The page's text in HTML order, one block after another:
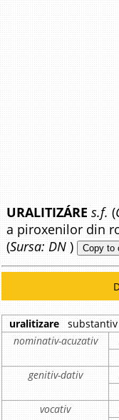
URALITIZÁRE s.f. (
a piroxenilor din
(Sursa: DN ) Copy to
uralitizare
nominativ-acuzativ
genitiv-dativ
vocativ